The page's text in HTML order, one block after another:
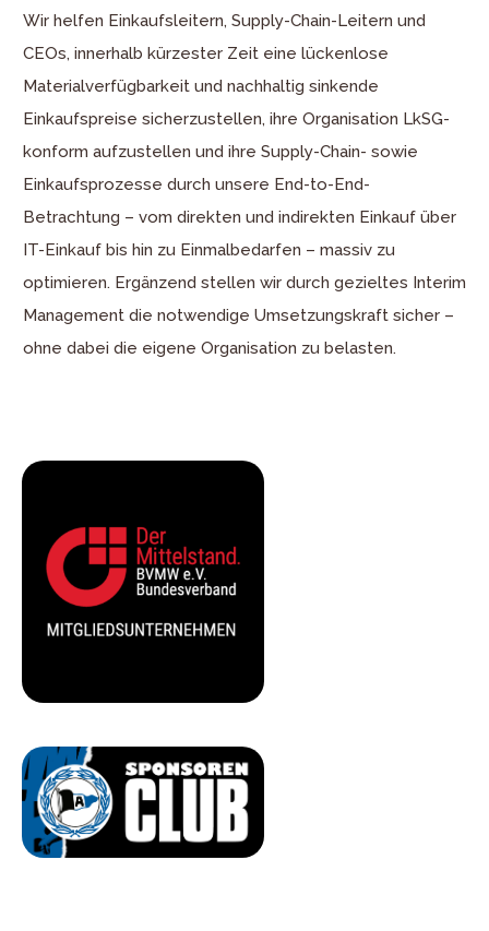
Wir helfen Einkaufsleitern, Supply-Chain-Leitern und
CEOs, innerhalb kürzester Zeit eine lückenlose
Materialverfügbarkeit und nachhaltig sinkende
Einkaufspreise sicherzustellen, ihre Organisation LkSG-
konform aufzustellen und ihre Supply-Chain- sowie
Einkaufsprozesse durch unsere End-to-End-
Betrachtung – vom direkten und indirekten Einkauf über
IT-Einkauf bis hin zu Einmalbedarfen – massiv zu
optimieren. Ergänzend stellen wir durch gezieltes Interim
Management die notwendige Umsetzungskraft sicher –
ohne dabei die eigene Organisation zu belasten.